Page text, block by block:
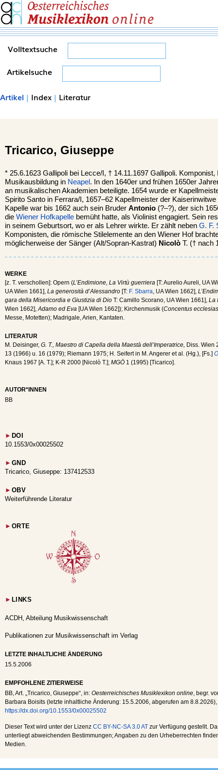
Volltextsuche
Artikelsuche
Artikel | Index | Literatur
Tricarico, Giuseppe
* 25.6.1623 Gallipoli bei Lecce/I, † 14.11.1697 Gallipoli. Komponist,
Musikausbildung in Neapel . In den 1640er und frühen 1650er
an musikalischen Akademien beteiligte. 1654 wurde er
Spirito Santo in Ferrara/I, 1657–62 Kapellmeister der Kaiserinwitwe
Kapelle war bis 1662 auch sein Bruder Antonio (?–?), der sich
die Wiener Hofkapelle bemüht hatte, als Violinist engagiert. Sein
in seinem Geburtsort, wo er als Lehrer wirkte. Er zählt neben G. F.
Komponisten, die römische Stilelemente an den Wiener Hof
möglicherweise der Sänger (Alt/Sopran-Kastrat) Nicolò T. († nach
WERKE
[z. T. verschollen]: Opern (L’Endimione, La Virtù guerriera [T: Aurelio Aureli, UA
UA Wien 1661], La generosità d’Alessandro [T: F. Sbarra, UA Wien 1662],
gara della Misericordia e Giustizia di Dio T: Camillo Scorano, UA Wien 1661], La
Wien 1662],Adamo ed Eva [UA Wien 1662]); Kirchenmusik (Concentus
Messe, Motetten); Madrigale, Arien, Kantaten.
LITERATUR
M. Deisinger, G. T., Maestro di Capella della Maestà dell’Imperatrice, Diss. Wien
13 (1966) u. 16 (1979); Riemann 1975; H. Seifert in M. Angerer et al. (Hg.), [Fs.]
Knaus 1967 [A. T.]; K-R 2000 [Nicolò T.]; MGÖ 1 (1995) [Ticarico].
AUTOR*INNEN
BB
► DOI
10.1553/0x00025502
► GND
Tricarico, Giuseppe: 137412533
► OBV
Weiterführende Literatur
► ORTE
► LINKS
ACDH, Abteilung Musikwissenschaft
Publikationen zur Musikwissenschaft im Verlag
LETZTE INHALTLICHE ÄNDERUNG
15.5.2006
EMPFOHLENE ZITIERWEISE
BB , Art. „Tricarico, Giuseppe“, in: Oesterreichisches Musiklexikon online , begr.
Barbara Boisits (letzte inhaltliche Änderung: 15.5.2006 , abgerufen am 8.8.2026),
https://dx.doi.org/10.1553/0x00025502
Dieser Text wird unter der Lizenz CC BY-NC-SA 3.0 AT zur Verfügung gestellt.
unterliegt abweichenden Bestimmungen; Angaben zu den Urheberrechten
Medien.